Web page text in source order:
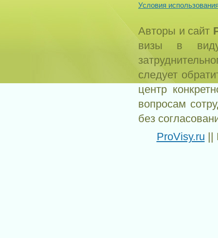
Условия
Авторы и сайт
визы в виду
следует
центр
вопросам
без
ProVisy.ru ||